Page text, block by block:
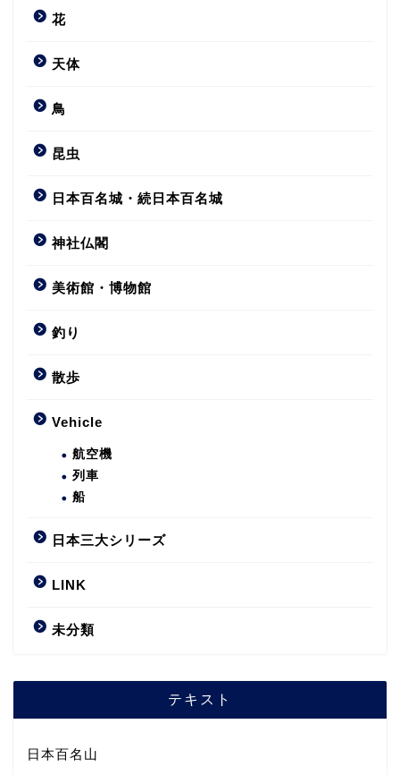
花
天体
鳥
昆虫
日本百名城・続日本百名城
神社仏閣
美術館・博物館
釣り
散歩
Vehicle
航空機
列車
船
日本三大シリーズ
LINK
未分類
テキスト
日本百名山